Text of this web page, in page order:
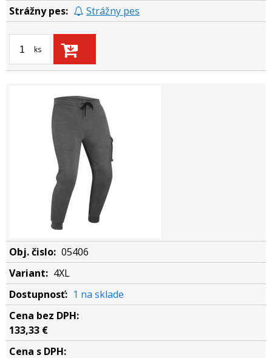
Strážny pes
ks
05406
4XL
1 na sklade
133,33 €